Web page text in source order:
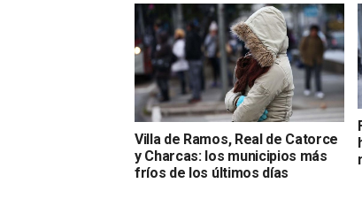
Villa de Ramos, Real de Catorce
y Charcas: los municipios más
fríos de los últimos días